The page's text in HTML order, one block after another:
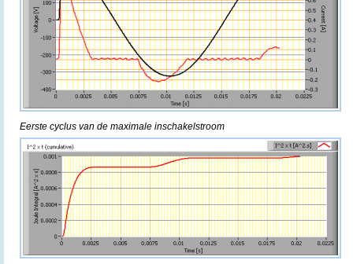
Eerste cyclus van de maximale inschakelstroom